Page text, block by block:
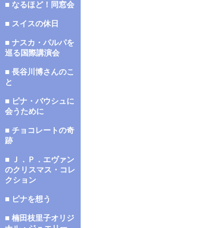
■ なるほど！同窓会
■ スイスの休日
■ ナスカ・パルパを
巡る国際講演会
■ 長谷川博さんのこ
と
■ ピナ・バウシュに
会うために
■ チョコレートの奇
跡
■ Ｊ．Ｐ．エヴァン
のクリスマス・コレ
クション
■ ピナを想う
■ 楠田枝里子オリジ